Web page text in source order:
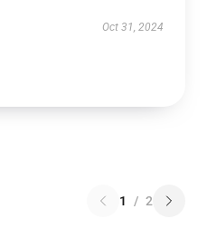
Oct 31, 2024
1 / 2